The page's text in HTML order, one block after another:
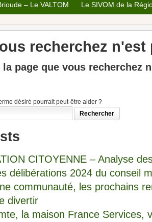
– Le VALTOM Le SIVOM de la
recherchez n'est
la page que vous recherchez
désiré pourrait peut-être aider ?
CITOYENNE – Analyse
délibérations 2024 du conseil
communauté, les prochains
divertir
la maison France Services,